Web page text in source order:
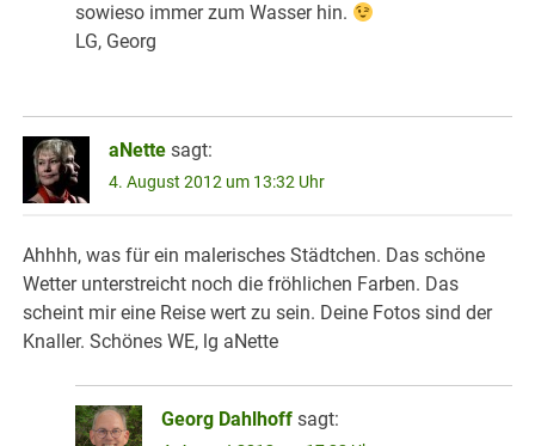
sowieso immer zum Wasser hin.
LG, Georg
aNette sagt:
4. August 2012 um 13:32 Uhr
Ahhhh, was für ein malerisches Städtchen. Das schöne
Wetter unterstreicht noch die fröhlichen Farben. Das
scheint mir eine Reise wert zu sein. Deine Fotos sind der
Knaller. Schönes WE, lg aNette
Georg Dahlhoff sagt: